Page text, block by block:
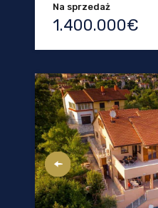
Na sprzedaż
1.400.000€